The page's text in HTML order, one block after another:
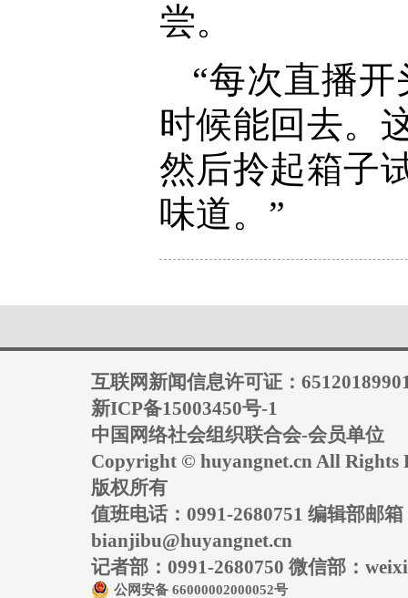
尝。
“每次直播
时候能回去。
然后拎起箱子
味道。”
互联网新闻信息许可证：
新ICP备15003450号-1
中国网络社会组织联合会-会员单位
Copyright © huyangnet.cn All Rights
版权所有
值班电话：0991-2680751 编辑部邮箱
bianjibu@huyangnet.cn
记者部：0991-2680750 微信部：
公网安备 66000002000052号